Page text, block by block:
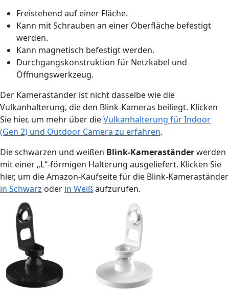
Freistehend auf einer Fläche.
Kann mit Schrauben an einer Oberfläche befestigt
werden.
Kann magnetisch befestigt werden.
Durchgangskonstruktion für Netzkabel und
Öffnungswerkzeug.
Der Kameraständer ist nicht dasselbe wie die
Vulkanhalterung, die den Blink-Kameras beiliegt. Klicken
Sie hier, um mehr über dieVulkanhalterung für Indoor
(Gen 2) und Outdoor Camera zu erfahren.
Die schwarzen und weißen Blink-Kameraständerwerden
mit einer „L“-förmigen Halterung ausgeliefert. Klicken Sie
hier, um die Amazon-Kaufseite für die Blink-Kameraständer
in Schwarz oder in Weißaufzurufen.